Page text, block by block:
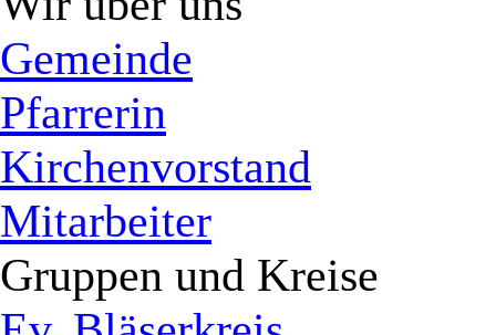
Gemeinde
Pfarrerin
Kirchenvorstand
Mitarbeiter
Gruppen und Kreise